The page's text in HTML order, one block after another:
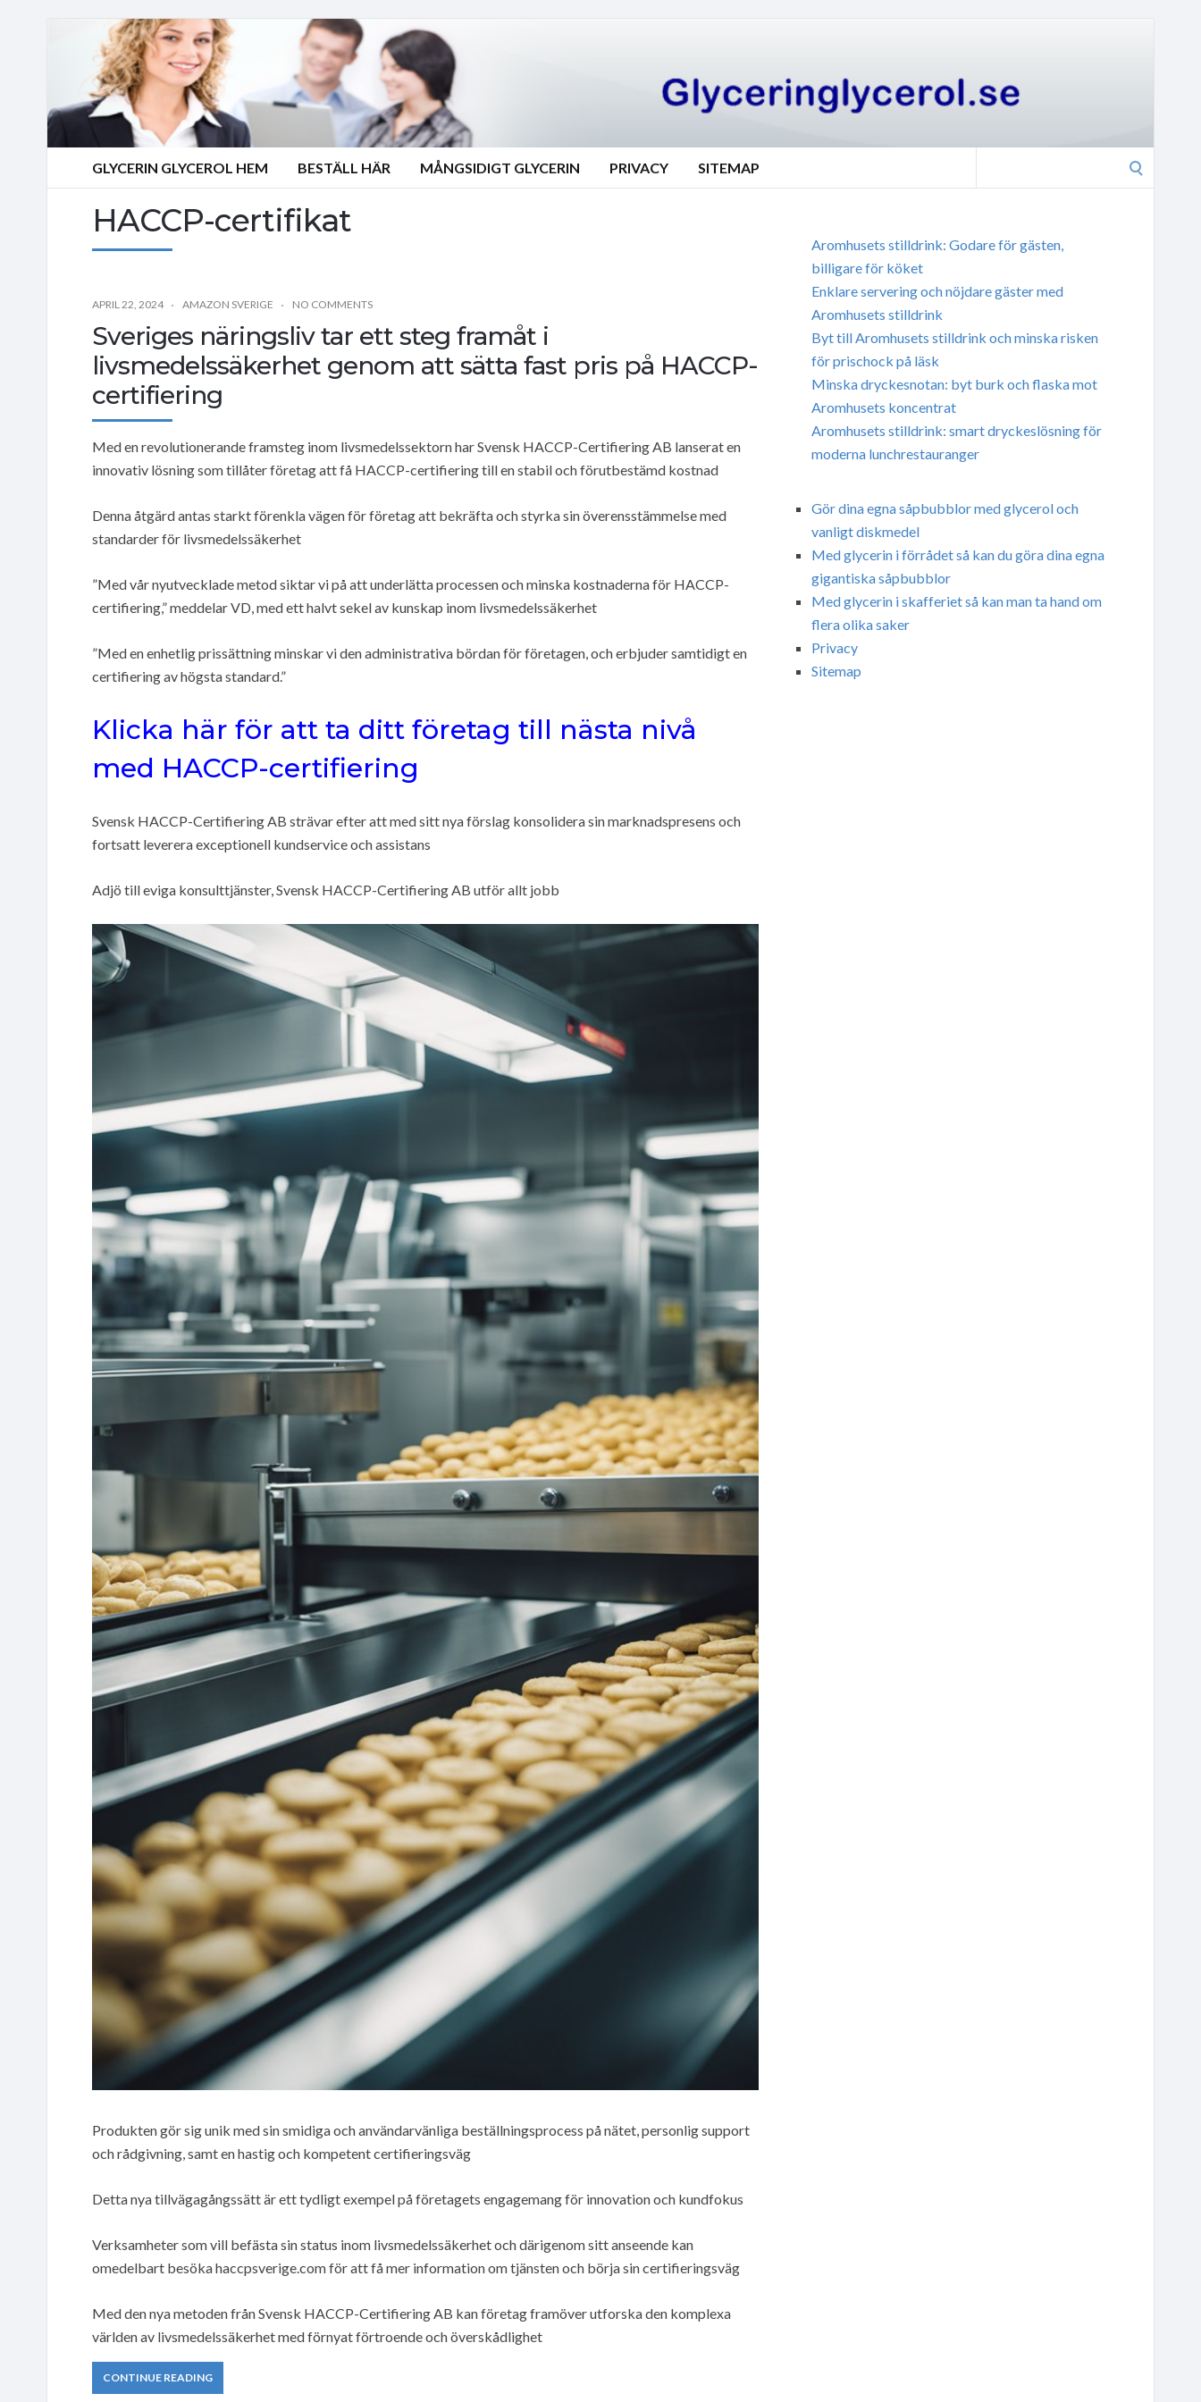
GLYCERIN GLYCEROL HEM BESTÄLL HÄR MÅNGSIDIGT GLYCERIN PRIVACY SITEMAP
HACCP-certifikat
APRIL 22, 2024 AMAZON SVERIGE NO COMMENTS
Sveriges näringsliv tar ett steg framåt i
livsmedelssäkerhet genom att sätta fast pris på HACCP-
certifiering
Med en revolutionerande framsteg inom livsmedelssektorn har Svensk HACCP-Certifiering AB lanserat en
innovativ lösning som tillåter företag att få HACCP-certifiering till en stabil och förutbestämd kostnad
Denna åtgärd antas starkt förenkla vägen för företag att bekräfta och styrka sin överensstämmelse med
standarder för livsmedelssäkerhet
”Med vår nyutvecklade metod siktar vi på att underlätta processen och minska kostnaderna för HACCP-
certifiering,” meddelar VD, med ett halvt sekel av kunskap inom livsmedelssäkerhet
”Med en enhetlig prissättning minskar vi den administrativa bördan för företagen, och erbjuder samtidigt en
certifiering av högsta standard.”
Klicka här för att ta ditt företag till nästa nivå
med HACCP-certifiering
Svensk HACCP-Certifiering AB strävar efter att med sitt nya förslag konsolidera sin marknadspresens och
fortsatt leverera exceptionell kundservice och assistans
Adjö till eviga konsulttjänster, Svensk HACCP-Certifiering AB utför allt jobb
Produkten gör sig unik med sin smidiga och användarvänliga beställningsprocess på nätet, personlig support
och rådgivning, samt en hastig och kompetent certifieringsväg
Detta nya tillvägagångssätt är ett tydligt exempel på företagets engagemang för innovation och kundfokus
Verksamheter som vill befästa sin status inom livsmedelssäkerhet och därigenom sitt anseende kan
omedelbart besöka haccpsverige.com för att få mer information om tjänsten och börja sin certifieringsväg
Med den nya metoden från Svensk HACCP-Certifiering AB kan företag framöver utforska den komplexa
världen av livsmedelssäkerhet med förnyat förtroende och överskådlighet
CONTINUE READING
Aromhusets stilldrink: Godare för gästen,
billigare för köket
Enklare servering och nöjdare gäster med
Aromhusets stilldrink
Byt till Aromhusets stilldrink och minska risken
för prischock på läsk
Minska dryckesnotan: byt burk och flaska mot
Aromhusets koncentrat
Aromhusets stilldrink: smart dryckeslösning för
moderna lunchrestauranger
Gör dina egna såpbubblor med glycerol och
vanligt diskmedel
Med glycerin i förrådet så kan du göra dina egna
gigantiska såpbubblor
Med glycerin i skafferiet så kan man ta hand om
flera olika saker
Privacy
Sitemap